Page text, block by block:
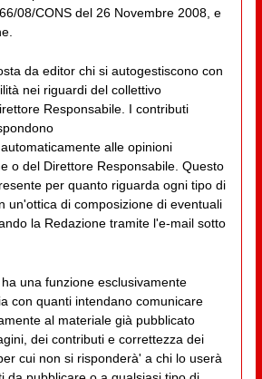
08/CONS del 26 Novembre 2008, e
da editor chi si autogestiscono con
nei riguardi del collettivo
Responsabile. I contributi
alle opinioni
o del Direttore Responsabile. Questo
per quanto riguarda ogni tipo di
un'ottica di composizione di eventuali
la Redazione tramite l'e-mail sotto
una funzione esclusivamente
con quanti intendano comunicare
al materiale già pubblicato
dei contributi e correttezza dei
cui non si risponderà' a chi lo userà